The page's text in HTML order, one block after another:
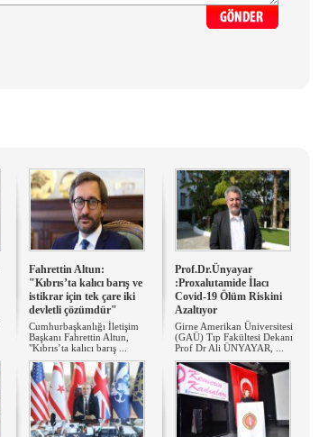
Fahrettin Altun:
"Kıbrıs’ta kalıcı barış ve
istikrar için tek çare iki
devletli çözümdür"
Cumhurbaşkanlığı İletişim
Başkanı Fahrettin Altun,
"Kıbrıs’ta kalıcı barış ...
Prof.Dr.Ünyayar
:Proxalutamide İlacı
Covid-19 Ölüm Riskini
Azaltıyor
Girne Amerikan Üniversitesi
(GAÜ) Tıp Fakültesi Dekanı
Prof Dr Ali ÜNYAYAR, ...